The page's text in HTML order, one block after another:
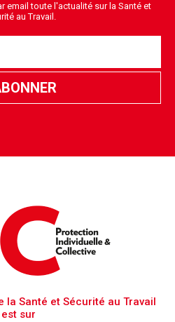
email toute l'actualité sur la Santé et
au Travail.
la Santé et Sécurité au Travail
est sur